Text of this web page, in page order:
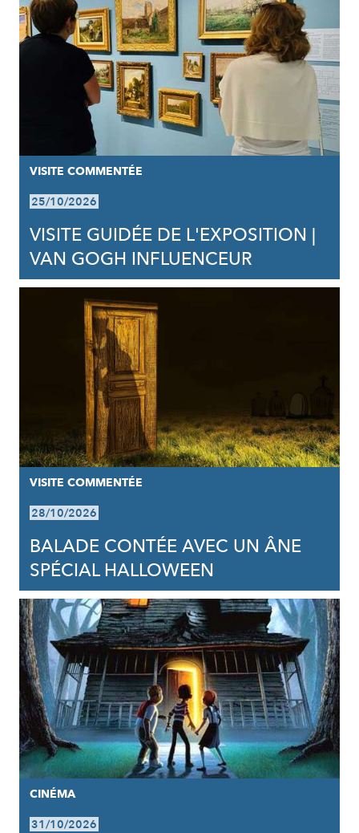
VISITE COMMENTÉE
25/10/2026
VISITE GUIDÉE DE L'EXPOSITION |
VAN GOGH INFLUENCEUR
VISITE COMMENTÉE
28/10/2026
BALADE CONTÉE AVEC UN ÂNE
SPÉCIAL HALLOWEEN
CINÉMA
31/10/2026